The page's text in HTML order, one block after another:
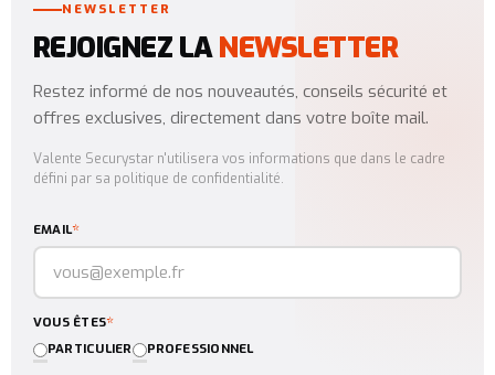
NEWSLETTER
REJOIGNEZ LANEWSLETTER
Restez informé de nos nouveautés, conseils sécurité et
offres exclusives, directement dans votre boîte mail.
Valente Securystar n'utilisera vos informations que dans le cadre
défini par sa politique de confidentialité.
EMAIL*
VOUS ÊTES*
PARTICULIER PROFESSIONNEL